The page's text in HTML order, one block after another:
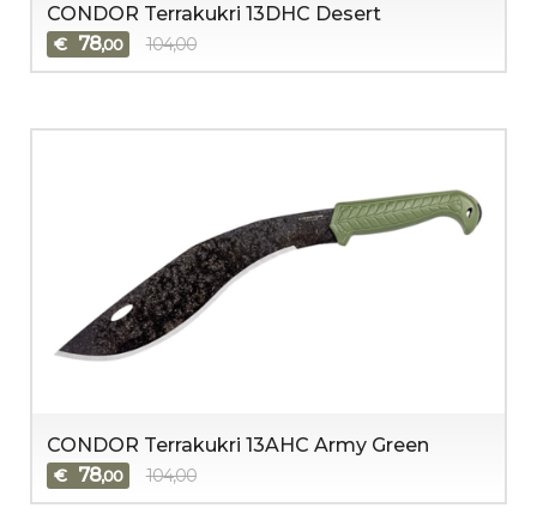
CONDOR Terrakukri 13DHC Desert
€ 78,00 104,00
CONDOR Terrakukri 13AHC Army Green
€ 78,00 104,00